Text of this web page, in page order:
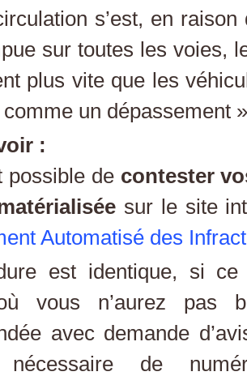
s’est, en
sur toutes les voies,
plus vite que les
un dépassement
:
possible de contester
sur le site
Automatisé des
est identique, si
vous n’aurez pas
avec demande
nécessaire de